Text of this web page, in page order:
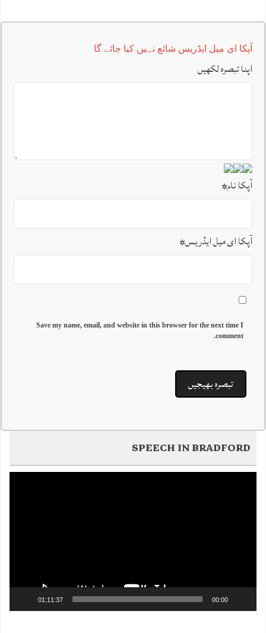
آپکا ای میل ایڈریس شائع نہیں کیا جائے گا
اپنا تبصرہ لکھیں
آپکا نام*
آپکا ای میل ایڈریس*
Save my name, email, and website in this browser for the next time I
comment.
SPEECH IN BRADFORD
00:00
01:11:37